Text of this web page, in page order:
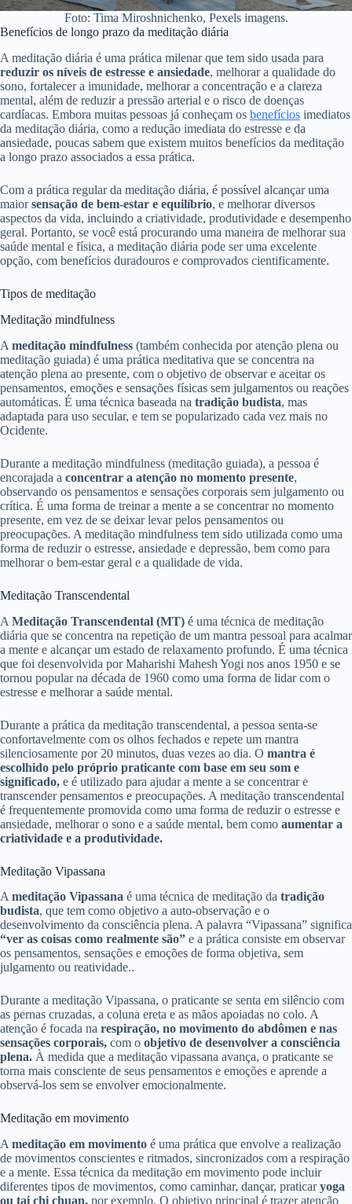
Foto: Tima Miroshnichenko, Pexels imagens.
Benefícios de longo prazo da meditação diária
A meditação diária é uma prática milenar que tem sido usada para
reduzir os níveis de estresse e ansiedade, melhorar a qualidade do
sono, fortalecer a imunidade, melhorar a concentração e a clareza
mental, além de reduzir a pressão arterial e o risco de doenças
cardíacas. Embora muitas pessoas já conheçam os benefícios imediatos
da meditação diária, como a redução imediata do estresse e da
ansiedade, poucas sabem que existem muitos benefícios da meditação
a longo prazo associados a essa prática.
Com a prática regular da meditação diária, é possível alcançar uma
maiorsensação de bem-estar e equilíbrio, e melhorar diversos
aspectos da vida, incluindo a criatividade, produtividade e desempenho
geral. Portanto, se você está procurando uma maneira de melhorar sua
saúde mental e física, a meditação diária pode ser uma excelente
opção, com benefícios duradouros e comprovados cientificamente.
Tipos de meditação
Meditação mindfulness
A meditação mindfulness (também conhecida por atenção plena ou
meditação guiada) é uma prática meditativa que se concentra na
atenção plena ao presente, com o objetivo de observar e aceitar os
pensamentos, emoções e sensações físicas sem julgamentos ou reações
automáticas. É uma técnica baseada na tradição budista, mas
adaptada para uso secular, e tem se popularizado cada vez mais no
Ocidente.
Durante a meditação mindfulness (meditação guiada), a pessoa é
encorajada a concentrar a atenção no momento presente,
observando os pensamentos e sensações corporais sem julgamento ou
crítica. É uma forma de treinar a mente a se concentrar no momento
presente, em vez de se deixar levar pelos pensamentos ou
preocupações. A meditação mindfulness tem sido utilizada como uma
forma de reduzir o estresse, ansiedade e depressão, bem como para
melhorar o bem-estar geral e a qualidade de vida.
Meditação Transcendental
A Meditação Transcendental (MT) é uma técnica de meditação
diária que se concentra na repetição de um mantra pessoal para acalmar
a mente e alcançar um estado de relaxamento profundo. É uma técnica
que foi desenvolvida por Maharishi Mahesh Yogi nos anos 1950 e se
tornou popular na década de 1960 como uma forma de lidar com o
estresse e melhorar a saúde mental.
Durante a prática da meditação transcendental, a pessoa senta-se
confortavelmente com os olhos fechados e repete um mantra
silenciosamente por 20 minutos, duas vezes ao dia. O mantra é
escolhido pelo próprio praticante com base em seu som e
significado, e é utilizado para ajudar a mente a se concentrar e
transcender pensamentos e preocupações. A meditação transcendental
é frequentemente promovida como uma forma de reduzir o estresse e
ansiedade, melhorar o sono e a saúde mental, bem como aumentar a
criatividade e a produtividade.
Meditação Vipassana
A meditação Vipassana é uma técnica de meditação da tradição
budista, que tem como objetivo a auto-observação e o
desenvolvimento da consciência plena. A palavra “Vipassana” significa
“ver as coisas como realmente são” e a prática consiste em observar
os pensamentos, sensações e emoções de forma objetiva, sem
julgamento ou reatividade..
Durante a meditação Vipassana, o praticante se senta em silêncio com
as pernas cruzadas, a coluna ereta e as mãos apoiadas no colo. A
atenção é focada na respiração, no movimento do abdômen e nas
sensações corporais, com o objetivo de desenvolver a consciência
plena. À medida que a meditação vipassana avança, o praticante se
torna mais consciente de seus pensamentos e emoções e aprende a
observá-los sem se envolver emocionalmente.
Meditação em movimento
A meditação em movimento é uma prática que envolve a realização
de movimentos conscientes e ritmados, sincronizados com a respiração
e a mente. Essa técnica da meditação em movimento pode incluir
diferentes tipos de movimentos, como caminhar, dançar, praticaryoga
ou tai chi chuan, por exemplo. O objetivo principal é trazer atenção